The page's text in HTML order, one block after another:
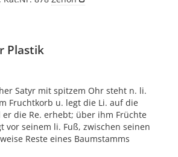
Plastik
Satyr mit spitzem Ohr steht n. li.
Fruchtkorb u. legt die Li. auf die
die Re. erhebt; über ihm Früchte
vor seinem li. Fuß, zwischen seinen
Reste eines Baumstamms